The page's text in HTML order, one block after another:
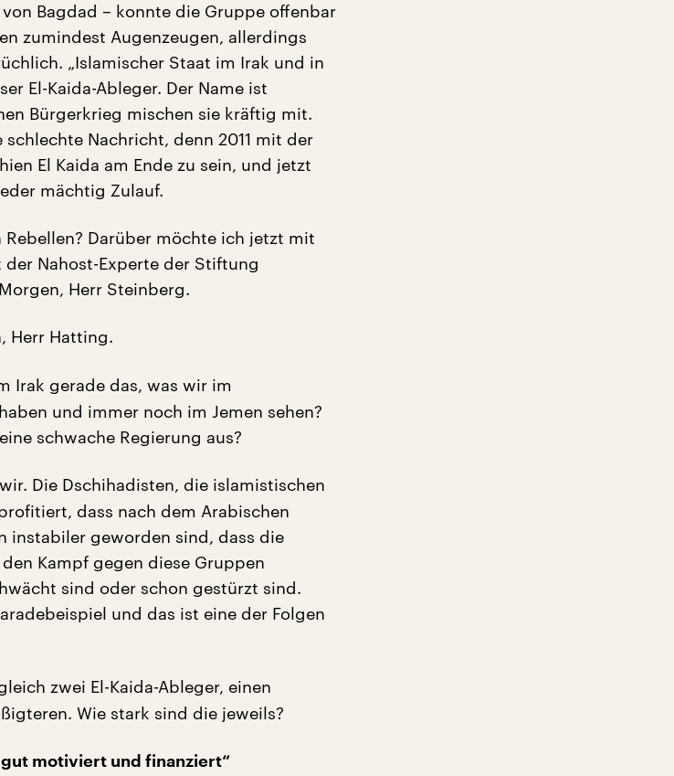
Bagdad – konnte die Gruppe offenbar
zumindest Augenzeugen, allerdings
„Islamischer Staat im Irak und in
El-Kaida-Ableger. Der Name ist
Bürgerkrieg mischen sie kräftig mit.
Nachricht, denn 2011 mit der
El Kaida am Ende zu sein, und jetzt
mächtig Zulauf.
Darüber möchte ich jetzt mit
Nahost-Experte der Stiftung
Herr Steinberg.
Herr Hatting.
Irak gerade das, was wir im
und immer noch im Jemen sehen?
schwache Regierung aus?
Die Dschihadisten, die islamistischen
dass nach dem Arabischen
instabiler geworden sind, dass die
Kampf gegen diese Gruppen
sind oder schon gestürzt sind.
und das ist eine der Folgen
zwei El-Kaida-Ableger, einen
Wie stark sind die jeweils?
gut motiviert und finanziert“